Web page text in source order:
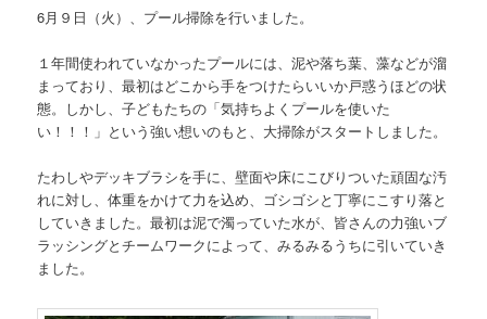
6月９日（火）、プール掃除を行いました。
１年間使われていなかったプールには、泥や落ち葉、藻などが溜
まっており、最初はどこから手をつけたらいいか戸惑うほどの状
態。しかし、子どもたちの「気持ちよくプールを使いた
い！！！」という強い想いのもと、大掃除がスタートしました。
たわしやデッキブラシを手に、壁面や床にこびりついた頑固な汚
れに対し、体重をかけて力を込め、ゴシゴシと丁寧にこすり落と
していきました。最初は泥で濁っていた水が、皆さんの力強いブ
ラッシングとチームワークによって、みるみるうちに引いていき
ました。